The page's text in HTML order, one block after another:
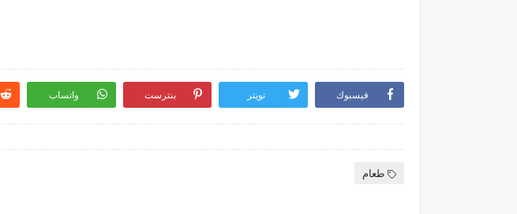
فيسبوك تويتر بنترست واتساب
طعام